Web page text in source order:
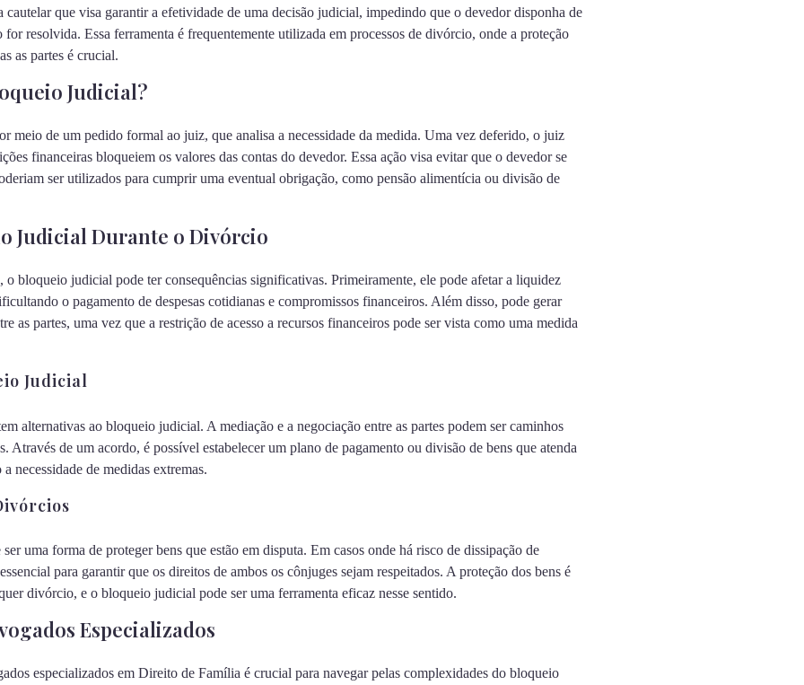
que visa garantir a efetividade de uma decisão judicial, impedindo que o devedor disponha de
for resolvida. Essa ferramenta é frequentemente utilizada em processos de divórcio, onde a proteção
as partes é crucial.
Judicial?
meio de um pedido formal ao juiz, que analisa a necessidade da medida. Uma vez deferido, o juiz
financeiras bloqueiem os valores das contas do devedor. Essa ação visa evitar que o devedor se
ser utilizados para cumprir uma eventual obrigação, como pensão alimentícia ou divisão de
Judicial Durante o Divórcio
bloqueio judicial pode ter consequências significativas. Primeiramente, ele pode afetar a liquidez
o pagamento de despesas cotidianas e compromissos financeiros. Além disso, pode gerar
as partes, uma vez que a restrição de acesso a recursos financeiros pode ser vista como uma medida
Judicial
alternativas ao bloqueio judicial. A mediação e a negociação entre as partes podem ser caminhos
Através de um acordo, é possível estabelecer um plano de pagamento ou divisão de bens que atenda
necessidade de medidas extremas.
uma forma de proteger bens que estão em disputa. Em casos onde há risco de dissipação de
para garantir que os direitos de ambos os cônjuges sejam respeitados. A proteção dos bens é
divórcio, e o bloqueio judicial pode ser uma ferramenta eficaz nesse sentido.
Especializados
especializados em Direito de Família é crucial para navegar pelas complexidades do bloqueio